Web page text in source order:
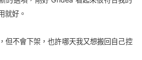
就好。
但不會下架，也許哪天我又想搬回自己控